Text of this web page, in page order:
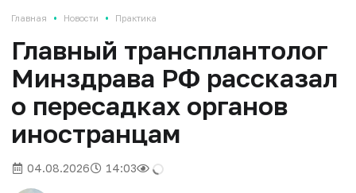
Главная • Новости • Практика
Главный трансплантолог
Минздрава РФ рассказал
о пересадках органов
иностранцам
04.08.2026 14:03